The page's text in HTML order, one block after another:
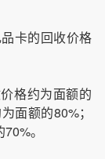
卡的回收价格
格约为面额的
面额的80%；
。